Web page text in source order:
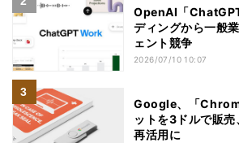
OpenAI「
ディングから一般
ェント競争
2026/07/10 10:07
Google、「
ットを3ドルで販
再活用に